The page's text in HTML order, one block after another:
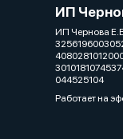
ИП
ИП Чернова
044525104
Работает на